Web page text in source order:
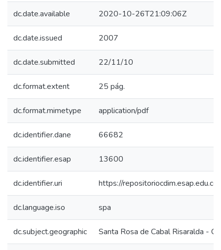
dc.date.available 2020-10-26T21:09:06Z
dc.date.issued 2007
dc.date.submitted 22/11/10
dc.format.extent 25 pág.
dc.format.mimetype application/pdf
dc.identifier.dane 66682
dc.identifier.esap 13600
dc.identifier.uri https://
dc.language.iso spa
dc.subject.geographic Santa Rosa de Cabal Risaralda -